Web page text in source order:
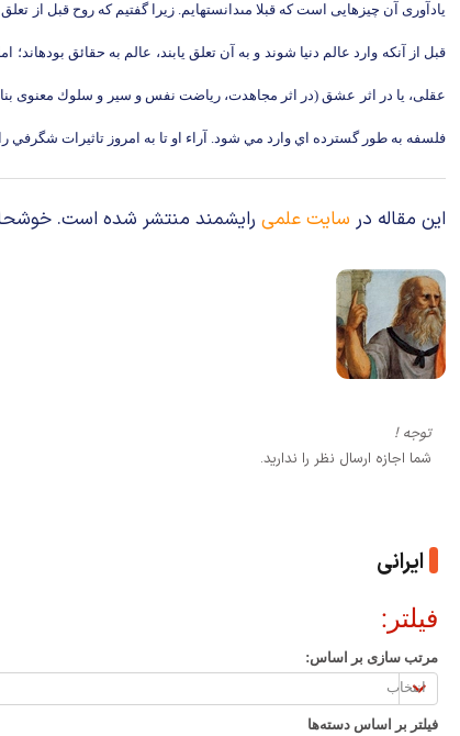
يادآورى آن چيزهايى است كه قبلا مى‏دانسته‏ايم. زيرا گفتيم كه روح قبل از
قبل از آنكه وارد عالم دنيا شوند و به آن تعلق يابند، عالم به حقائق
عقلى، يا در اثر عشق (در اثر مجاهدت، رياضت نفس و سير و سلوك معنوى
فلسفه به طور گسترده اي وارد مي شود. آراء او تا به امروز تاثيرات
این مقاله در سایت علمی رایشمند منتشر شده است. خوشحال
توجه !
شما اجازه ارسال نظر را ندارید.
ایرانی
فیلتر:
مرتب سازی بر اساس:
مرتب
سازی
فیلتر بر اساس دسته‌ها